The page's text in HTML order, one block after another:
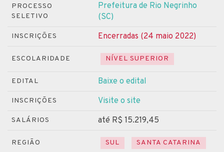
PROCESSO
SELETIVO
Prefeitura de Rio Negrinho
(SC)
INSCRIÇÕES Encerradas (24 maio 2022)
ESCOLARIDADE NÍVEL SUPERIOR
EDITAL Baixe o edital
INSCRIÇÕES Visite o site
SALÁRIOS até R$ 15.219,45
REGIÃO SUL SANTA CATARINA